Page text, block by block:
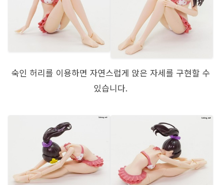
숙인 허리를 이용하면 자연스럽게 앉은 자세를 구현할 수
있습니다.